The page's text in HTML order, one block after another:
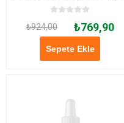
Bakım Kremi 50 Ml +
Menekşe Yağlı Cilt Onarıcı
Bakım Kremi + Nemlendirici
Krem Tüm Ciltler 100 Ml
₺924,00 ₺769,90
Sepete Ekle